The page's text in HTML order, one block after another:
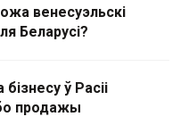
венесуэльскі
Беларусі?
ў Расіі
продажы